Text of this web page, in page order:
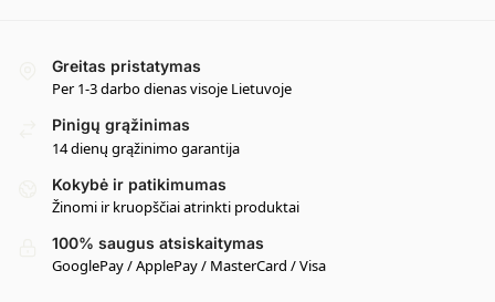
Greitas pristatymas
Per 1-3 darbo dienas visoje Lietuvoje
Pinigų grąžinimas
14 dienų grąžinimo garantija
Kokybė ir patikimumas
Žinomi ir kruopščiai atrinkti produktai
100% saugus atsiskaitymas
GooglePay / ApplePay / MasterCard / Visa